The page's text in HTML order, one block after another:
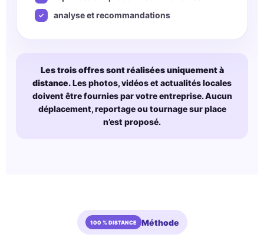
analyse et recommandations
Les trois offres sont réalisées uniquement à
distance.Les photos, vidéos et actualités locales
doivent être fournies par votre entreprise. Aucun
déplacement, reportage ou tournage sur place
n’est proposé.
Méthode